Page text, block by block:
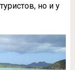
но и у